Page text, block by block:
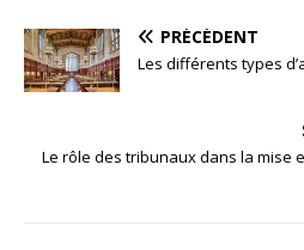
PRÉCÉDENT
Les différents types
Le rôle des tribunaux dans la mise